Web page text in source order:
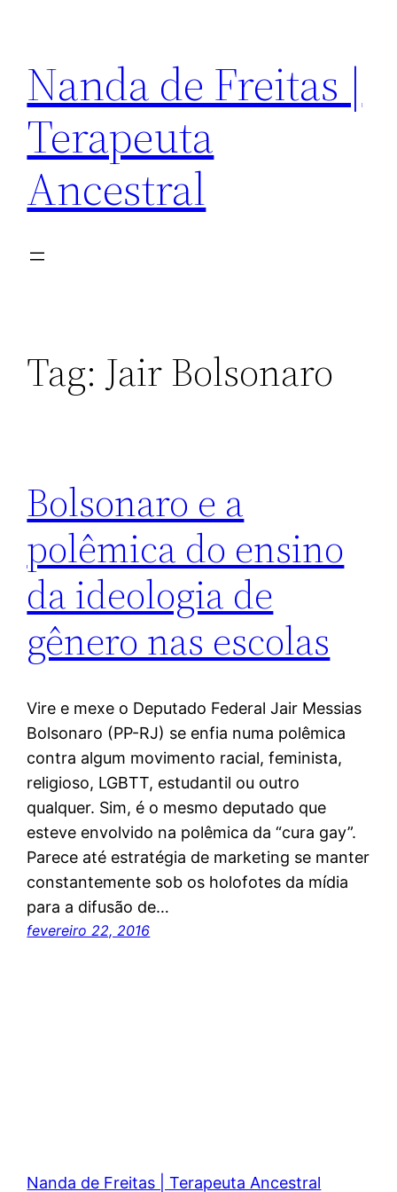
conteúdo
Nanda de Freitas |
Terapeuta
Ancestral
Tag: Jair Bolsonaro
Bolsonaro e a
polêmica do ensino
da ideologia de
gênero nas escolas
Vire e mexe o Deputado Federal Jair Messias
Bolsonaro (PP-RJ) se enfia numa polêmica
contra algum movimento racial, feminista,
religioso, LGBTT, estudantil ou outro
qualquer. Sim, é o mesmo deputado que
esteve envolvido na polêmica da “cura gay”.
Parece até estratégia de marketing se manter
constantemente sob os holofotes da mídia
para a difusão de…
fevereiro 22, 2016
Nanda de Freitas | Terapeuta Ancestral